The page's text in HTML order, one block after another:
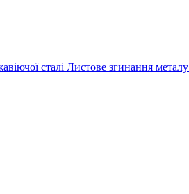
сталі Листове згинання металу